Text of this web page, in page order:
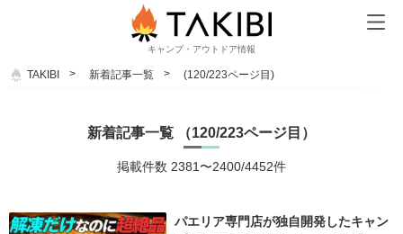
キャンプ・アウトドア情報
TAKIBI 新着記事一覧 (120/223ページ目)
新着記事一覧 （120/223ページ目）
掲載件数 2381〜2400/4452件
パエリア専門店が独自開発したキャン